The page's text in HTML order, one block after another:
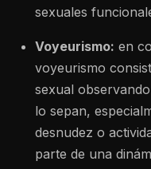
sexuales
Voyeurismo: en
voyeurismo
sexual
lo sepan,
desnudez o
parte de una